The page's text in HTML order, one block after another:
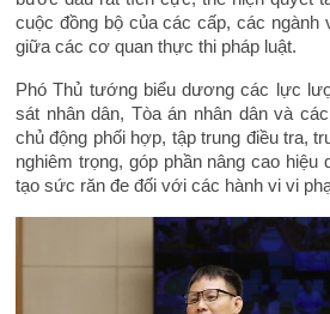
cuộc đồng bộ của các cấp, các ngành
giữa các cơ quan thực thi pháp luật.
Phó Thủ tướng biểu dương các lực
sát nhân dân, Tòa án nhân dân và
chủ động phối hợp, tập trung điều tra,
nghiêm trọng, góp phần nâng cao hiệu
tạo sức răn đe đối với các hành vi vi